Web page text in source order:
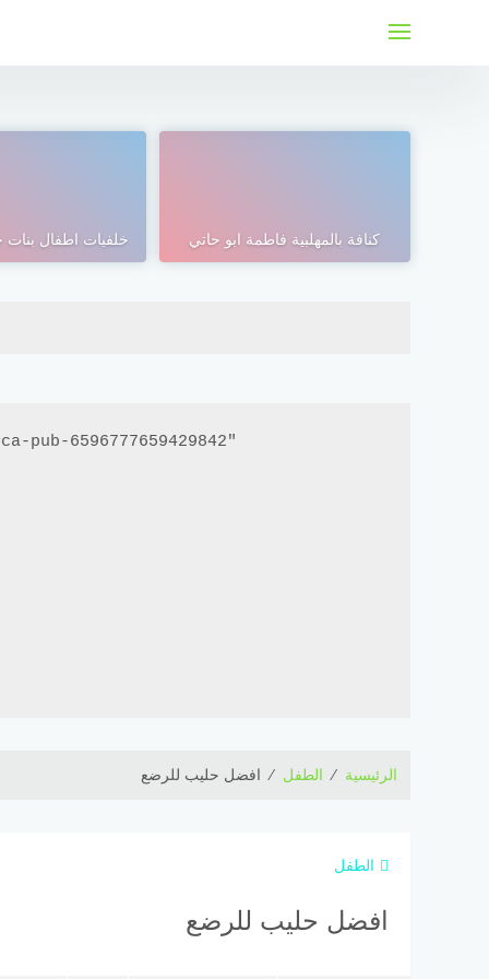
كنافة بالمهلبية فاطمة ابو حاتي خلفيات اطفال بنات
6596777659429842"
الرئيسية ⁄ الطفل ⁄ افضل حليب للرضع
الطفل
افضل حليب للرضع